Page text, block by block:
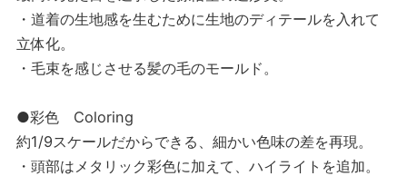
・道着の生地感を生むために生地のディテールを入れて
立体化。
・毛束を感じさせる髪の毛のモールド。
●彩色 Coloring
約1/9スケールだからできる、細かい色味の差を再現。
・頭部はメタリック彩色に加えて、ハイライトを追加。